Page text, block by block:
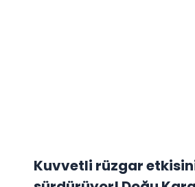
Kuvvetli rüzgar